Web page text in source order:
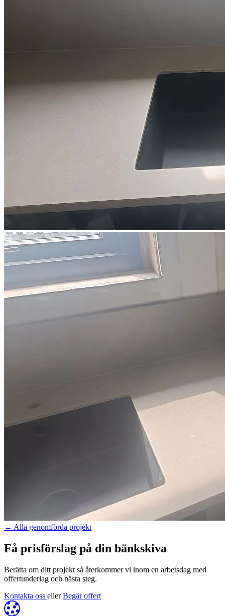
← Alla genomförda projekt
Få prisförslag på din bänkskiva
Berätta om ditt projekt så återkommer vi inom en arbetsdag med
offertunderlag och nästa steg.
Kontakta oss eller Begär offert